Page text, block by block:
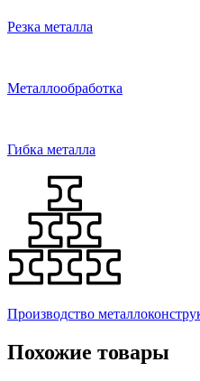
Резка металла
Металлообработка
Гибка металла
Производство
Похожие товары